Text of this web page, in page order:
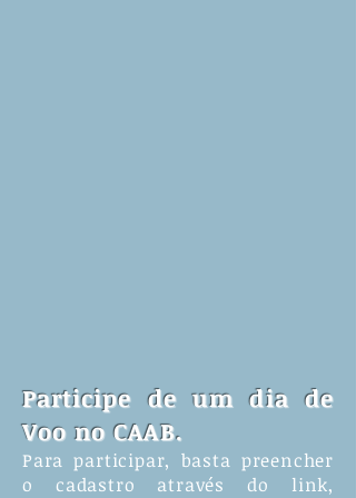
Participe de um dia de
Voo no CAAB.
Para participar, basta preencher
o cadastro através do link,